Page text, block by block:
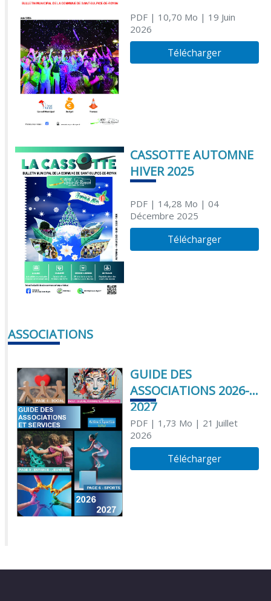
PDF| 10,70 Mo | 19 Juin
2026
Télécharger
CASSOTTE AUTOMNE
HIVER 2025
PDF| 14,28 Mo | 04
Décembre 2025
Télécharger
ASSOCIATIONS
GUIDE DES
ASSOCIATIONS 2026-
2027
PDF| 1,73 Mo | 21 Juillet
2026
Télécharger